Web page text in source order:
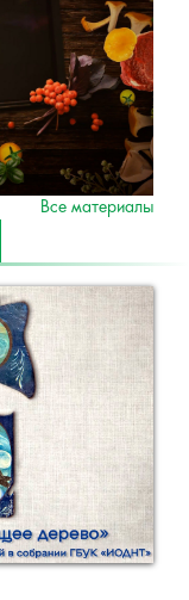
Все материалы